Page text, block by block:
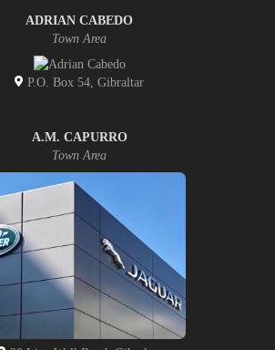
ADRIAN CABEDO
Town Area
P.O. Box 54, Gibraltar
A.M. CAPURRO
Town Area